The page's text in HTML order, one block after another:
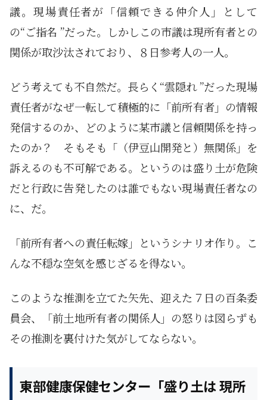
議。現場責任者が「信頼できる仲介人」として
の“ご指名 ”だった。しかしこの市議は現所有者との
関係が取沙汰されており、８日参考人の一人。
どう考えても不自然だ。長らく“雲隠れ ”だった現場
責任者がなぜ一転して積極的に「前所有者」の情報
発信するのか、どのように某市議と信頼関係を持っ
たのか？ そもそも「（伊豆山開発と）無関係」を
訴えるのも不可解である。というのは盛り土が危険
だと行政に告発したのは誰でもない現場責任者なの
に、だ。
「前所有者への責任転嫁」というシナリオ作り。こ
んな不穏な空気を感じざるを得ない。
このような推測を立てた矢先、迎えた７日の百条委
員会、「前土地所有者の関係人」の怒りは図らずも
その推測を裏付けた気がしてならない。
東部健康保健センター「盛り土は 現所